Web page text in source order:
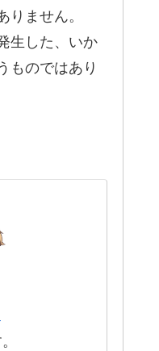
ません。
生した、いか
ものではあり